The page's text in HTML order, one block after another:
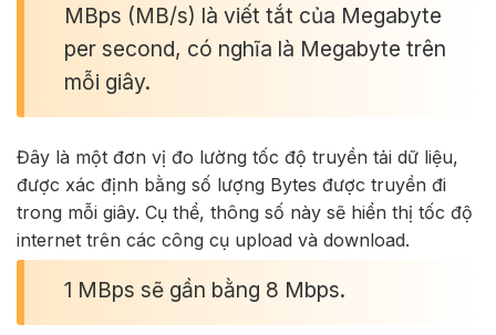
MBps (MB/s) là viết tắt của Megabyte
per second, có nghĩa là Megabyte trên
mỗi giây.
Đây là một đơn vị đo lường tốc độ truyền tải dữ liệu,
được xác định bằng số lượng Bytes được truyền đi
trong mỗi giây. Cụ thể, thông số này sẽ hiển thị tốc độ
internet trên các công cụ upload và download.
1 MBps sẽ gần bằng 8 Mbps.